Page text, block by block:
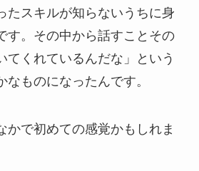
たスキルが知らないうちに身
す。その中から話すことその
てくれているんだな」という
なものになったんです。
かで初めての感覚かもしれま